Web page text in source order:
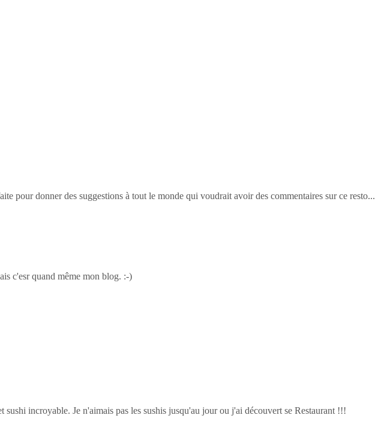
pour donner des suggestions à tout le monde qui voudrait avoir des commentaires sur ce resto...
c'esr quand même mon blog. :-)
incroyable. Je n'aimais pas les sushis jusqu'au jour ou j'ai découvert se Restaurant !!!